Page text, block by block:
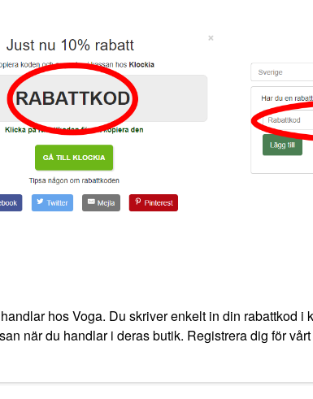
hos Voga. Du skriver enkelt in din rabattkod
när du handlar i deras butik. Registrera dig för